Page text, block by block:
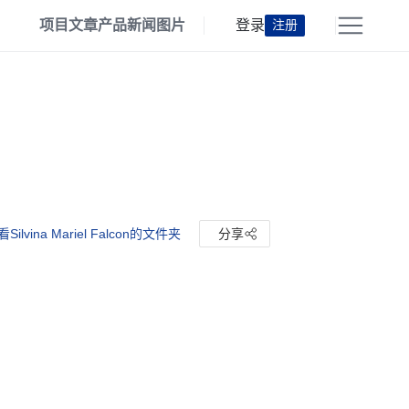
项目文章产品新闻 图片 登录 注册
Silvina Mariel Falcon的文件夹 分享